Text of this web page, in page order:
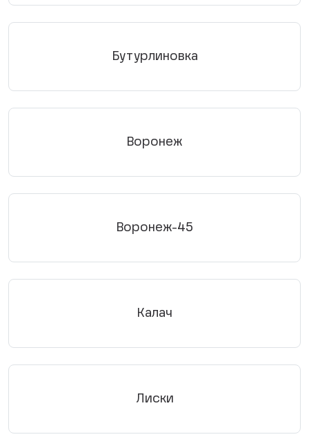
Бутурлиновка
Воронеж
Воронеж-45
Калач
Лиски